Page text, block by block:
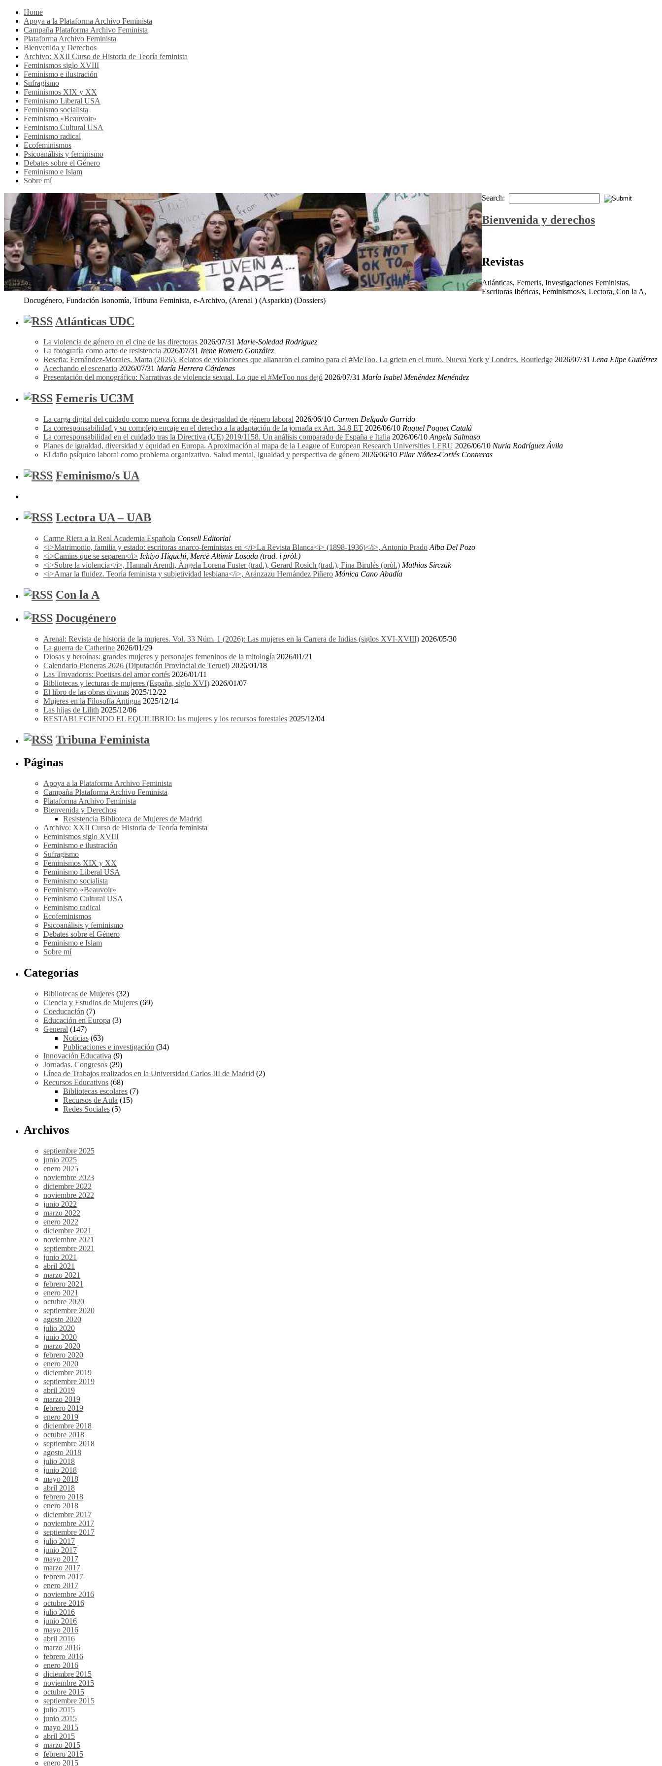
Home
Apoya a la Plataforma Archivo Feminista
Campaña Plataforma Archivo Feminista
Plataforma Archivo Feminista
Bienvenida y Derechos
Archivo: XXII Curso de Historia de Teoría feminista
Feminismos siglo XVIII
Feminismo e ilustración
Sufragismo
Feminismos XIX y XX
Feminismo Liberal USA
Feminismo socialista
Feminismo «Beauvoir»
Feminismo Cultural USA
Feminismo radical
Ecofeminismos
Psicoanálisis y feminismo
Debates sobre el Género
Feminismo e Islam
Sobre mí
Search:
Bienvenida y derechos
Revistas
Atlánticas, Femeris, Investigaciones Feministas,
Escritoras Ibéricas, Feminismos/s, Lectora, Con la A,
Docugénero, Fundación Isonomía, Tribuna Feminista, e-Archivo, (Arenal ) (Asparkia) (Dossiers)
Atlánticas UDC
La violencia de género en el cine de las directoras 2026/07/31 Marie-Soledad Rodriguez
La fotografía como acto de resistencia 2026/07/31 Irene Romero González
Reseña: Fernández-Morales, Marta (2026). Relatos de violaciones que allanaron el camino para el #MeToo. La grieta en el muro. Nueva York y Londres. Routledge 2026/07/31 Lena Elipe Gutiérrez
Acechando el escenario 2026/07/31 María Herrera Cárdenas
Presentación del monográfico: Narrativas de violencia sexual. Lo que el #MeToo nos dejó 2026/07/31 María Isabel Menéndez Menéndez
Femeris UC3M
La carga digital del cuidado como nueva forma de desigualdad de género laboral 2026/06/10 Carmen Delgado Garrido
La corresponsabilidad y su complejo encaje en el derecho a la adaptación de la jornada ex Art. 34.8 ET 2026/06/10 Raquel Poquet Catalá
La corresponsabilidad en el cuidado tras la Directiva (UE) 2019/1158. Un análisis comparado de España e Italia 2026/06/10 Angela Salmaso
Planes de igualdad, diversidad y equidad en Europa. Aproximación al mapa de la League of European Research Universities LERU 2026/06/10 Nuria Rodríguez Ávila
El daño psíquico laboral como problema organizativo. Salud mental, igualdad y perspectiva de género 2026/06/10 Pilar Núñez-Cortés Contreras
Feminismo/s UA
Lectora UA – UAB
Carme Riera a la Real Academia Española Consell Editorial
<i>Matrimonio, familia y estado: escritoras anarco-feministas en </i>La Revista Blanca<i> (1898-1936)</i>, Antonio Prado Alba Del Pozo
<i>Camins que se separen</i> Ichiyo Higuchi, Mercè Altimir Losada (trad. i pròl.)
<i>Sobre la violencia</i>, Hannah Arendt, Àngela Lorena Fuster (trad.), Gerard Rosich (trad.), Fina Birulés (pròl.) Mathias Sirczuk
<i>Amar la fluidez. Teoría feminista y subjetividad lesbiana</i>, Aránzazu Hernández Piñero Mónica Cano Abadía
Con la A
Docugénero
Arenal: Revista de historia de la mujeres. Vol. 33 Núm. 1 (2026): Las mujeres en la Carrera de Indias (siglos XVI-XVIII) 2026/05/30
La guerra de Catherine 2026/01/29
Diosas y heroínas: grandes mujeres y personajes femeninos de la mitología 2026/01/21
Calendario Pioneras 2026 (Diputación Provincial de Teruel) 2026/01/18
Las Trovadoras: Poetisas del amor cortés 2026/01/11
Bibliotecas y lecturas de mujeres (España, siglo XVI) 2026/01/07
El libro de las obras divinas 2025/12/22
Mujeres en la Filosofía Antigua 2025/12/14
Las hijas de Lilith 2025/12/06
RESTABLECIENDO EL EQUILIBRIO: las mujeres y los recursos forestales 2025/12/04
Tribuna Feminista
Páginas
Apoya a la Plataforma Archivo Feminista
Campaña Plataforma Archivo Feminista
Plataforma Archivo Feminista
Bienvenida y Derechos
Resistencia Biblioteca de Mujeres de Madrid
Archivo: XXII Curso de Historia de Teoría feminista
Feminismos siglo XVIII
Feminismo e ilustración
Sufragismo
Feminismos XIX y XX
Feminismo Liberal USA
Feminismo socialista
Feminismo «Beauvoir»
Feminismo Cultural USA
Feminismo radical
Ecofeminismos
Psicoanálisis y feminismo
Debates sobre el Género
Feminismo e Islam
Sobre mí
Categorías
Bibliotecas de Mujeres (32)
Ciencia y Estudios de Mujeres (69)
Coeducación (7)
Educación en Europa (3)
General (147)
Noticias (63)
Publicaciones e investigación (34)
Innovación Educativa (9)
Jornadas. Congresos (29)
Línea de Trabajos realizados en la Universidad Carlos III de Madrid (2)
Recursos Educativos (68)
Bibliotecas escolares (7)
Recursos de Aula (15)
Redes Sociales (5)
Archivos
septiembre 2025
junio 2025
enero 2025
noviembre 2023
diciembre 2022
noviembre 2022
junio 2022
marzo 2022
enero 2022
diciembre 2021
noviembre 2021
septiembre 2021
junio 2021
abril 2021
marzo 2021
febrero 2021
enero 2021
octubre 2020
septiembre 2020
agosto 2020
julio 2020
junio 2020
marzo 2020
febrero 2020
enero 2020
diciembre 2019
septiembre 2019
abril 2019
marzo 2019
febrero 2019
enero 2019
diciembre 2018
octubre 2018
septiembre 2018
agosto 2018
julio 2018
junio 2018
mayo 2018
abril 2018
febrero 2018
enero 2018
diciembre 2017
noviembre 2017
septiembre 2017
julio 2017
junio 2017
mayo 2017
marzo 2017
febrero 2017
enero 2017
noviembre 2016
octubre 2016
julio 2016
junio 2016
mayo 2016
abril 2016
marzo 2016
febrero 2016
enero 2016
diciembre 2015
noviembre 2015
octubre 2015
septiembre 2015
julio 2015
junio 2015
mayo 2015
abril 2015
marzo 2015
febrero 2015
enero 2015